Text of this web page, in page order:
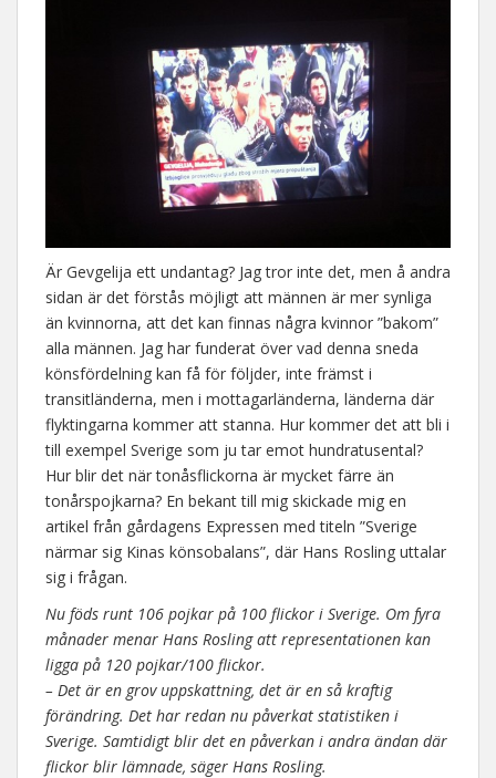
Är Gevgelija ett undantag? Jag tror inte det, men å andra
sidan är det förstås möjligt att männen är mer synliga
än kvinnorna, att det kan finnas några kvinnor ”bakom”
alla männen. Jag har funderat över vad denna sneda
könsfördelning kan få för följder, inte främst i
transitländerna, men i mottagarländerna, länderna där
flyktingarna kommer att stanna. Hur kommer det att bli i
till exempel Sverige som ju tar emot hundratusental?
Hur blir det när tonåsflickorna är mycket färre än
tonårspojkarna? En bekant till mig skickade mig en
artikel från gårdagens Expressen med titeln ”Sverige
närmar sig Kinas könsobalans”, där Hans Rosling uttalar
sig i frågan.
Nu föds runt 106 pojkar på 100 flickor i Sverige. Om fyra
månader menar Hans Rosling att representationen kan
ligga på 120 pojkar/100 flickor.
– Det är en grov uppskattning, det är en så kraftig
förändring. Det har redan nu påverkat statistiken i
Sverige. Samtidigt blir det en påverkan i andra ändan där
flickor blir lämnade, säger Hans Rosling.